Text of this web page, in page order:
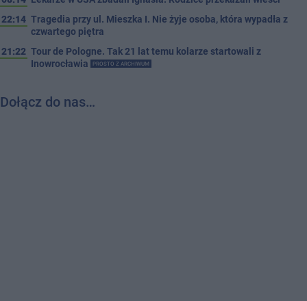
22:14 Tragedia przy ul. Mieszka I. Nie żyje osoba, która wypadła z
czwartego piętra
21:22 Tour de Pologne. Tak 21 lat temu kolarze startowali z
Inowrocławia
PROSTO Z ARCHIWUM
Dołącz do nas…